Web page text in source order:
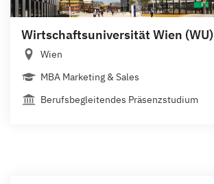
Wirtschaftsuniversität Wien (WU)
Wien
MBA Marketing & Sales
Berufsbegleitendes Präsenzstudium